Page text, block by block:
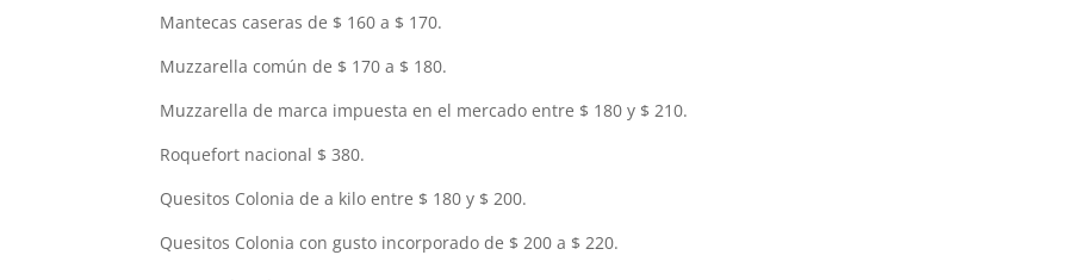
Mantecas caseras de $ 160 a $ 170.
Muzzarella común de $ 170 a $ 180.
Muzzarella de marca impuesta en el mercado entre $ 180 y $ 210.
Roquefort nacional $ 380.
Quesitos Colonia de a kilo entre $ 180 y $ 200.
Quesitos Colonia con gusto incorporado de $ 200 a $ 220.